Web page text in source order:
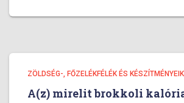
ZÖLDSÉG-, FŐZELÉKFÉLÉK ÉS KÉSZÍTMÉNYEIK
A(z) mirelit brokkoli